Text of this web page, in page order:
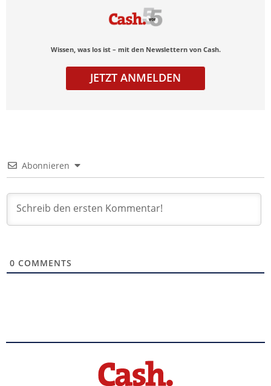
Wissen, was los ist – mit den Newslettern von Cash.
JETZT ANMELDEN
Abonnieren
0 COMMENTS